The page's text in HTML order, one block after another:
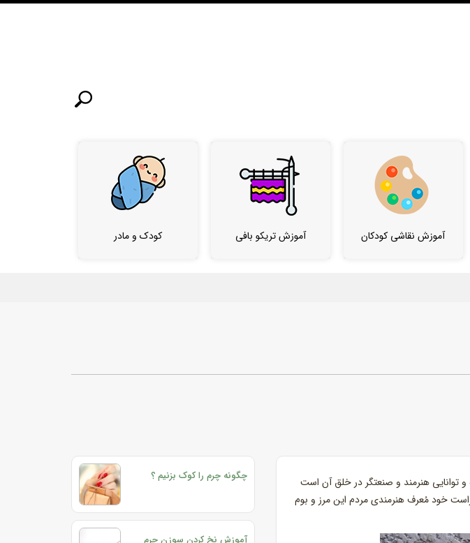
آموزش نقاشی کودکان آموزش تریکو بافی کودک و مادر
توانایی هنرمند و صنعتگر در خلق آن است
خود مُعرف هنرمندی مردم این مرز و بوم
چگونه چرم را کوک بزنیم ؟
آموزش نخ کردن سوزن چرم